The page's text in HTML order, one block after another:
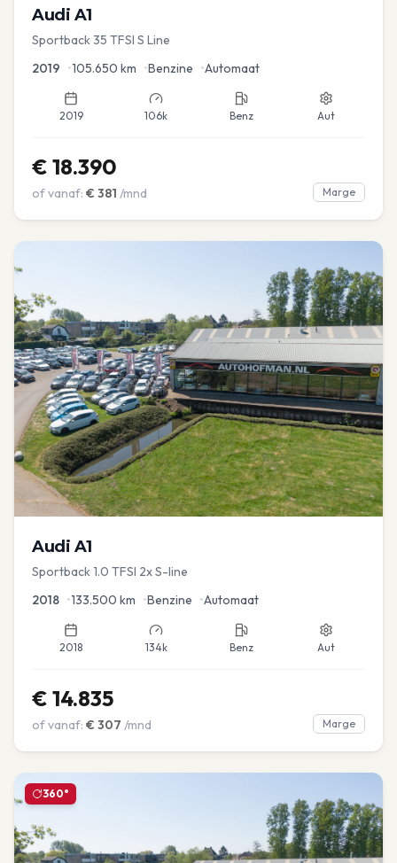
Audi A1
Sportback 35 TFSI S Line
2019 •105.650 km •Benzine •Automaat
2019 106k Benz Aut
€ 18.390
of vanaf: € 381 /mnd Marge
Audi A1
Sportback 1.0 TFSI 2x S-line
2018 •133.500 km •Benzine •Automaat
2018 134k Benz Aut
€ 14.835
of vanaf: € 307 /mnd Marge
360°